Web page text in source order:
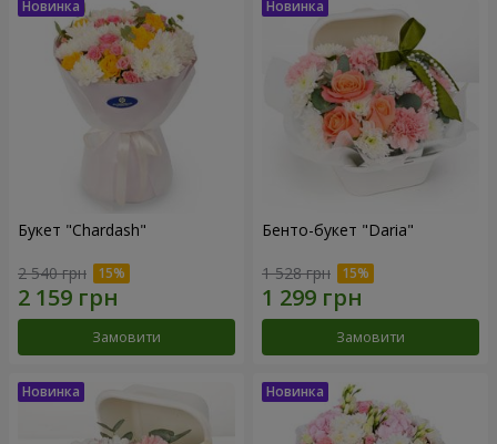
Букет "Chardash"
2 540 грн
Замовити
Бенто-букет "Daria"
1 528 грн
Замовити